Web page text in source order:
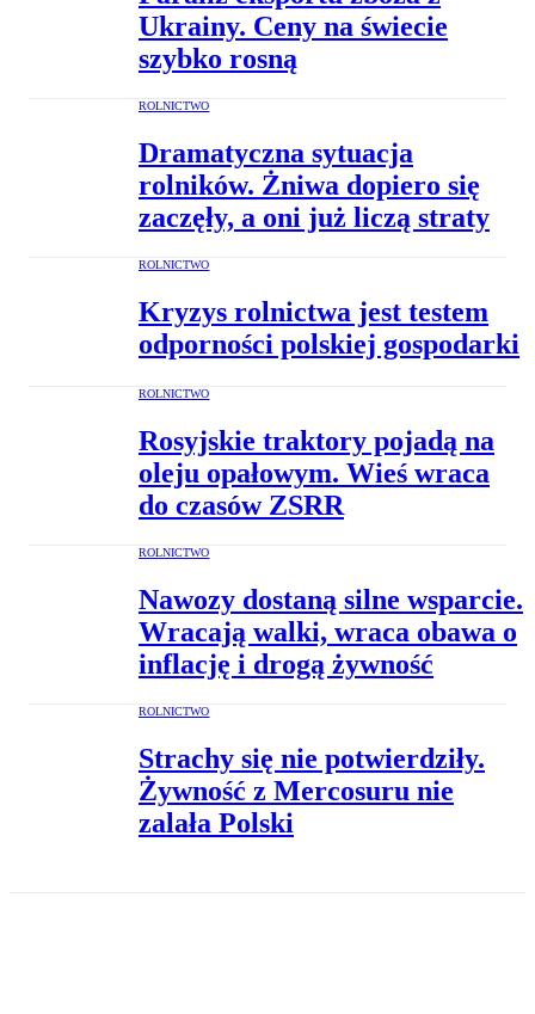
Ukrainy. Ceny na świecie
szybko rosną
ROLNICTWO
Dramatyczna sytuacja
rolników. Żniwa dopiero się
zaczęły, a oni już liczą straty
ROLNICTWO
Kryzys rolnictwa jest testem
odporności polskiej gospodarki
ROLNICTWO
Rosyjskie traktory pojadą na
oleju opałowym. Wieś wraca
do czasów ZSRR
ROLNICTWO
Nawozy dostaną silne wsparcie.
Wracają walki, wraca obawa o
inflację i drogą żywność
ROLNICTWO
Strachy się nie potwierdziły.
Żywność z Mercosuru nie
zalała Polski